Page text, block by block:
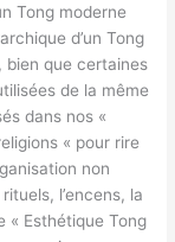
Tong moderne
d’un Tong
bien que certaines
de la même
dans nos «
« pour rire
non
l’encens, la
« Esthétique Tong